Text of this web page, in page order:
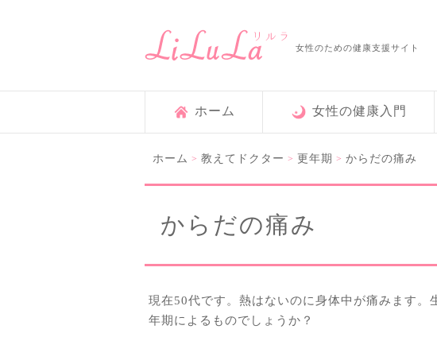
女性のための健康支援サイト
ホーム 女性の健康入門
ホーム > 教えてドクター > 更年期 > からだの痛み
からだの痛み
現在50代です。熱はないのに身体中が痛みます
年期によるものでしょうか？